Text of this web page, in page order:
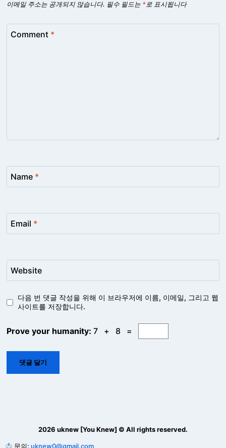
이메일 주소는 공개되지 않습니다. 필수 필드는 *로 표시됩니다
Comment *
Name *
Email *
Website
다음 번 댓글 작성을 위해 이 브라우저에 이름, 이메일, 그리고 웹
사이트를 저장합니다.
Prove your humanity:7 + 8 =
2026 uknew [You Knew] © All rights reserved.
문의: uknew0@gmail.com